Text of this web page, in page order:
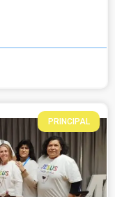
PRINCIPAL